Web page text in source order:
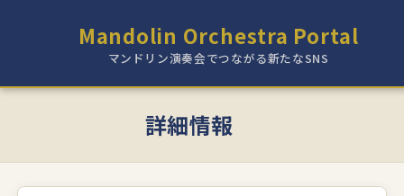
Mandolin Orchestra Portal
マンドリン演奏会でつながる新たなSNS
詳細情報